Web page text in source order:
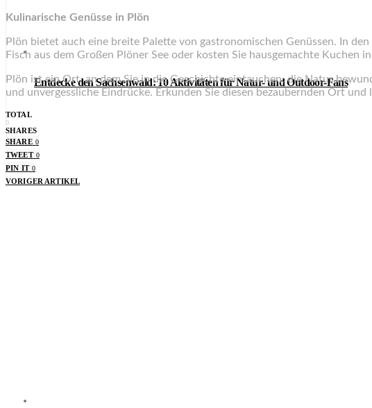
Entdecke den Sachsenwald: 10 Aktivitäten für Natur- und Outdoor-Fans
Kulinarische Genüsse in Plön
Plön bietet auch eine breite Palette von gastronomischen Genüssen. In
Fisch aus dem Großen Plöner See oder kosten Sie hausgemachte Kuchen
Plön ist ein Ort, an dem Sie in die Geschichte eintauchen, die Natur
und unvergessliche Eindrücke. Erkunden Sie diesen bezaubernden Ort
TOTAL
0
SHARES
SHARE 0
TWEET 0
PIN IT 0
VORIGER ARTIKEL